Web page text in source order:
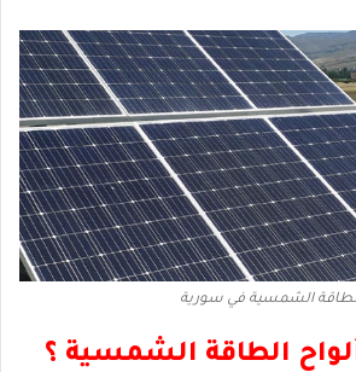
الشمسية في سورية
ألواح الطاقة الشمسية ؟